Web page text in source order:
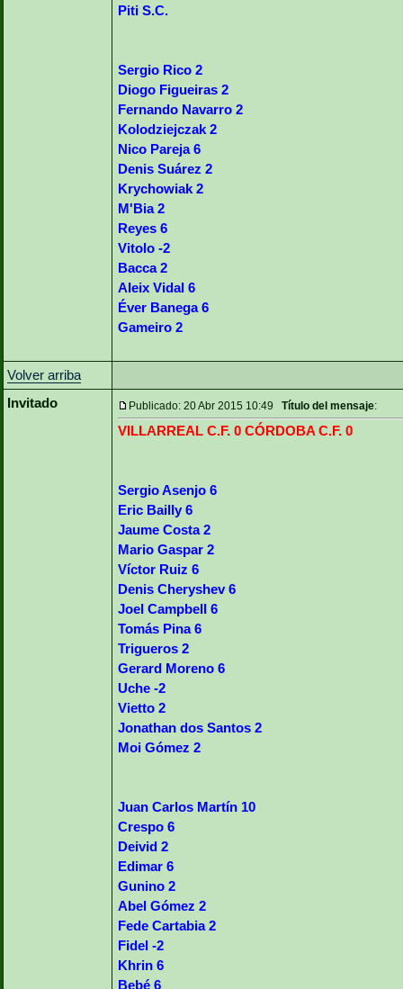
Piti S.C.
Sergio Rico 2
Diogo Figueiras 2
Fernando Navarro 2
Kolodziejczak 2
Nico Pareja 6
Denis Suárez 2
Krychowiak 2
M'Bia 2
Reyes 6
Vitolo -2
Bacca 2
Aleix Vidal 6
Éver Banega 6
Gameiro 2
Volver arriba
Invitado
Publicado: 20 Abr 2015 10:49 Título del mensaje:
VILLARREAL C.F. 0 CÓRDOBA C.F. 0
Sergio Asenjo 6
Eric Bailly 6
Jaume Costa 2
Mario Gaspar 2
Víctor Ruiz 6
Denis Cheryshev 6
Joel Campbell 6
Tomás Pina 6
Trigueros 2
Gerard Moreno 6
Uche -2
Vietto 2
Jonathan dos Santos 2
Moi Gómez 2
Juan Carlos Martín 10
Crespo 6
Deivid 2
Edimar 6
Gunino 2
Abel Gómez 2
Fede Cartabia 2
Fidel -2
Khrin 6
Bebé 6